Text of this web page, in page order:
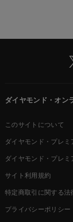
ダイヤモンド・オン
このサイトについて
ダイヤモンド・プレ
ダイヤモンド・プレミ
サイト利用規約
特定商取引に関する
プライバシーポリシー